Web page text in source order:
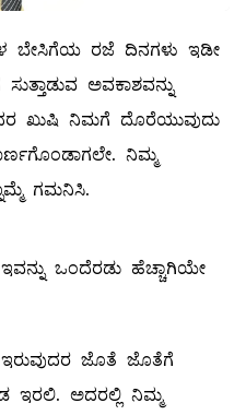
ಬೇಸಿಗೆಯ ರಜೆ ದಿನಗಳು ಇಡೀ
ಅವಕಾಶವನ್ನು
ಖುಷಿ ನಿಮಗೆ ದೊರೆಯುವುದು
ನಿಮ್ಮ
ಗಮನಿಸಿ.
ಇವನ್ನು ಒಂದೆರಡು ಹೆಚ್ಚಾಗಿಯೇ
ಇರುವುದರ ಜೊತೆ ಜೊತೆಗೆ
ಇರಲಿ. ಅದರಲ್ಲಿ ನಿಮ್ಮ